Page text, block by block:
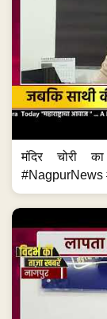
मंदिर चोरी
#NagpurNews